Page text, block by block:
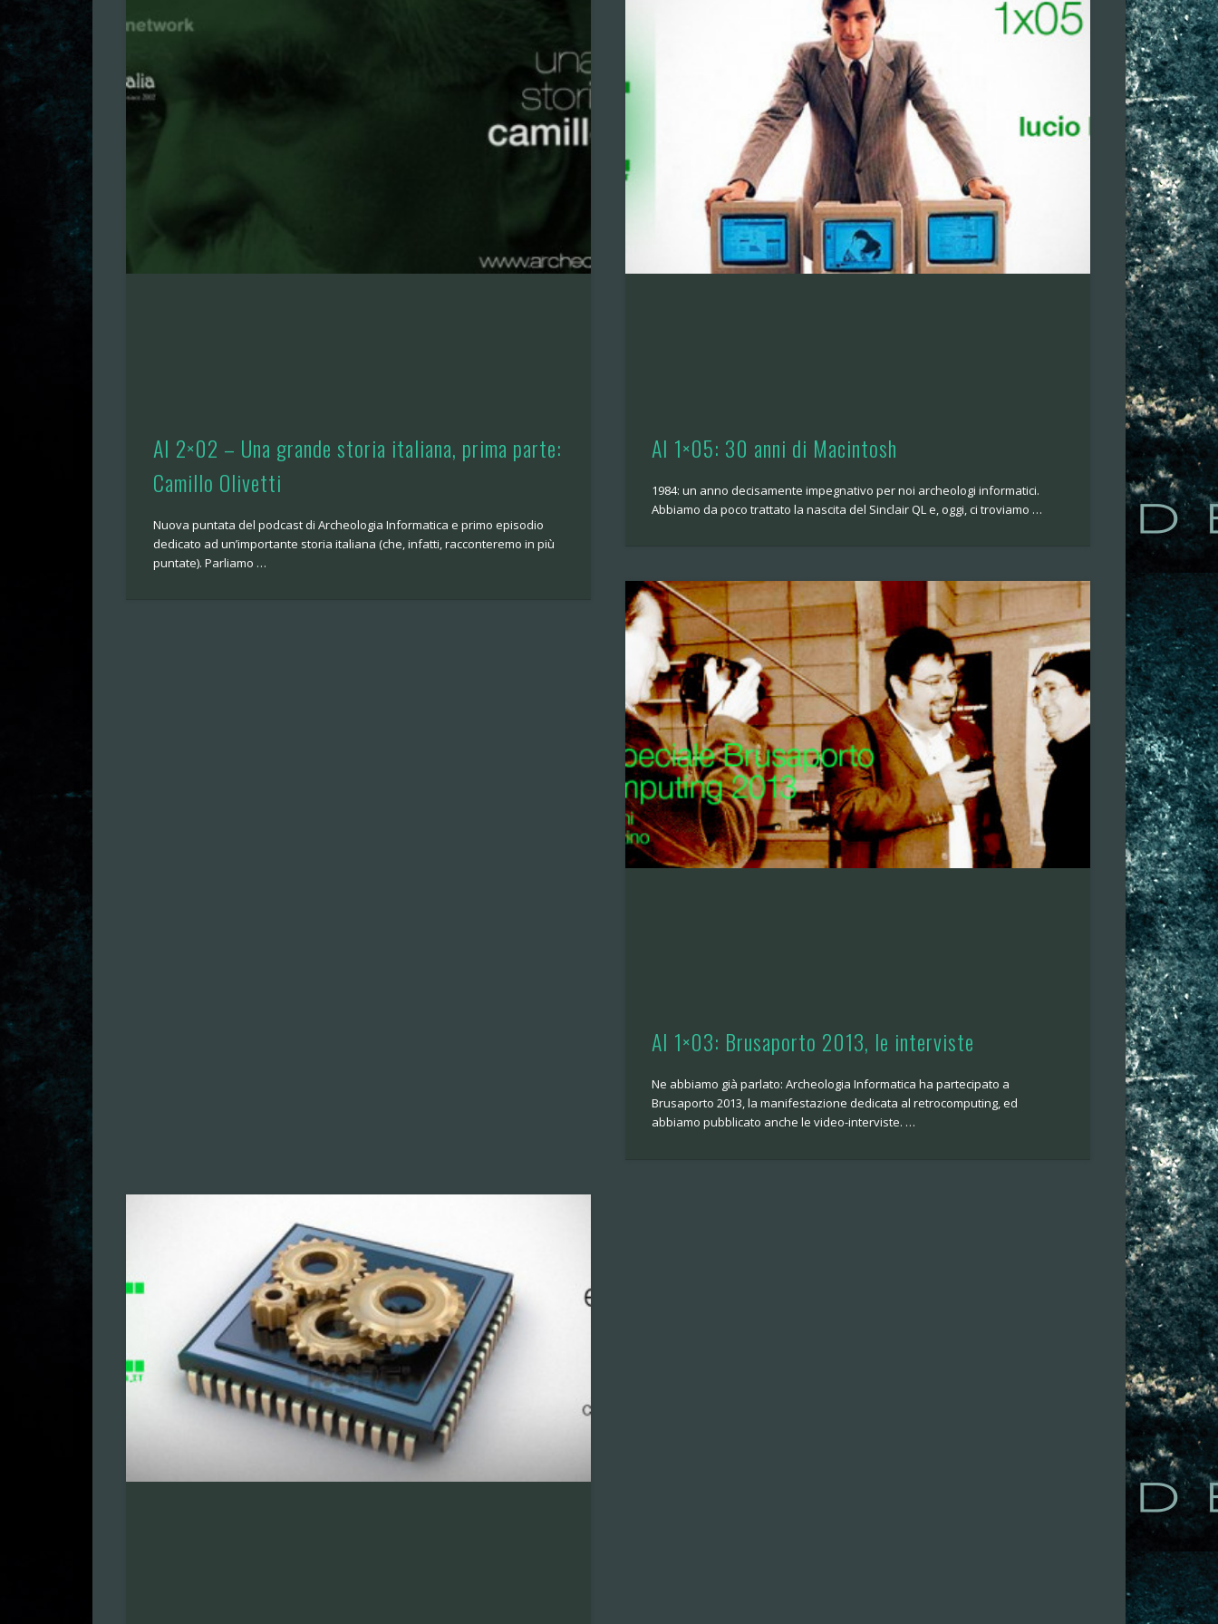
AI 2×02 – Una grande storia italiana, prima parte:
Camillo Olivetti
Nuova puntata del podcast di Archeologia Informatica e primo episodio
dedicato ad un’importante storia italiana (che, infatti, racconteremo in più
puntate). Parliamo …
AI 1×05: 30 anni di Macintosh
1984: un anno decisamente impegnativo per noi archeologi informatici.
Abbiamo da poco trattato la nascita del Sinclair QL e, oggi, ci troviamo …
AI 1×03: Brusaporto 2013, le interviste
Ne abbiamo già parlato: Archeologia Informatica ha partecipato a
Brusaporto 2013, la manifestazione dedicata al retrocomputing, ed
abbiamo pubblicato anche le video-interviste. …